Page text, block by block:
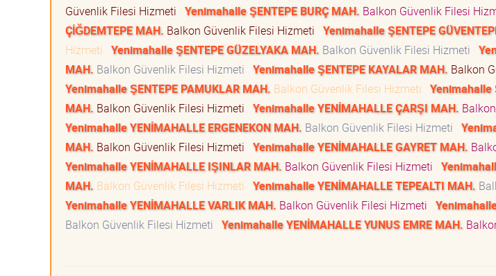
Güvenlik Filesi Hizmeti Yenimahalle ŞENTEPE BURÇ MAH. Balkon Güvenlik Filesi
ÇİĞDEMTEPE MAH. Balkon Güvenlik Filesi Hizmeti Yenimahalle ŞENTEPE
Hizmeti Yenimahalle ŞENTEPE GÜZELYAKA MAH. Balkon Güvenlik Filesi Hizmeti
MAH. Balkon Güvenlik Filesi Hizmeti Yenimahalle ŞENTEPE KAYALAR MAH. Balkon
Yenimahalle ŞENTEPE PAMUKLAR MAH. Balkon Güvenlik Filesi Hizmeti Yenimahalle
MAH. Balkon Güvenlik Filesi Hizmeti Yenimahalle YENİMAHALLE ÇARŞI MAH.
Yenimahalle YENİMAHALLE ERGENEKON MAH. Balkon Güvenlik Filesi Hizmeti
MAH. Balkon Güvenlik Filesi Hizmeti Yenimahalle YENİMAHALLE GAYRET MAH.
Yenimahalle YENİMAHALLE IŞINLAR MAH. Balkon Güvenlik Filesi Hizmeti
MAH. Balkon Güvenlik Filesi Hizmeti Yenimahalle YENİMAHALLE TEPEALTI MAH.
Yenimahalle YENİMAHALLE VARLIK MAH. Balkon Güvenlik Filesi Hizmeti
Balkon Güvenlik Filesi Hizmeti Yenimahalle YENİMAHALLE YUNUS EMRE MAH.